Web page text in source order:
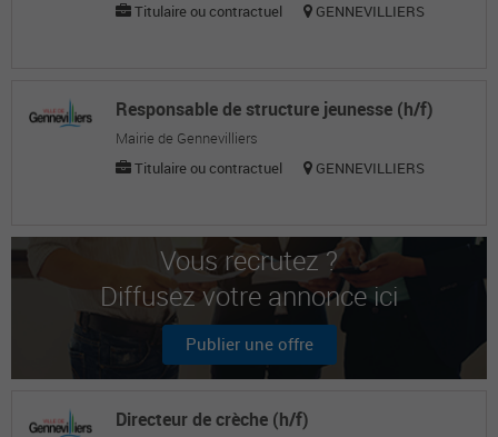
Titulaire ou contractuel
GENNEVILLIERS
Responsable de structure jeunesse (h/f)
Mairie de Gennevilliers
Titulaire ou contractuel
GENNEVILLIERS
Vous recrutez ?
Diffusez votre annonce ici
Publier une offre
Directeur de crèche (h/f)